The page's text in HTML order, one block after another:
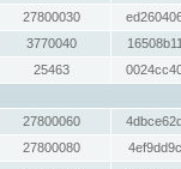
27800030
3770040
25463
27800060
27800080